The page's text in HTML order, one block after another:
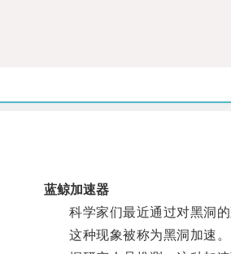
蓝鲸加速器
科学家们最近通过对黑洞的
这种现象被称为黑洞加速。